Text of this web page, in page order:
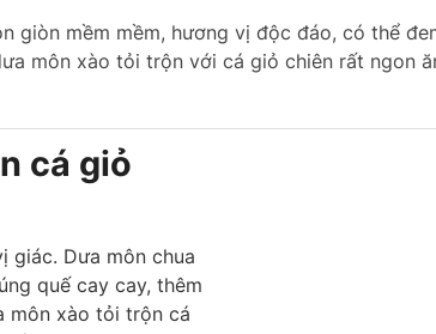
giòn mềm mềm, hương vị độc đáo, có thể
môn xào tỏi trộn với cá giỏ chiên rất ngon
cá giỏ
giác. Dưa môn chua
quế cay cay, thêm
môn xào tỏi trộn cá